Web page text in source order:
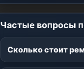
Частые вопросы
Сколько стоит